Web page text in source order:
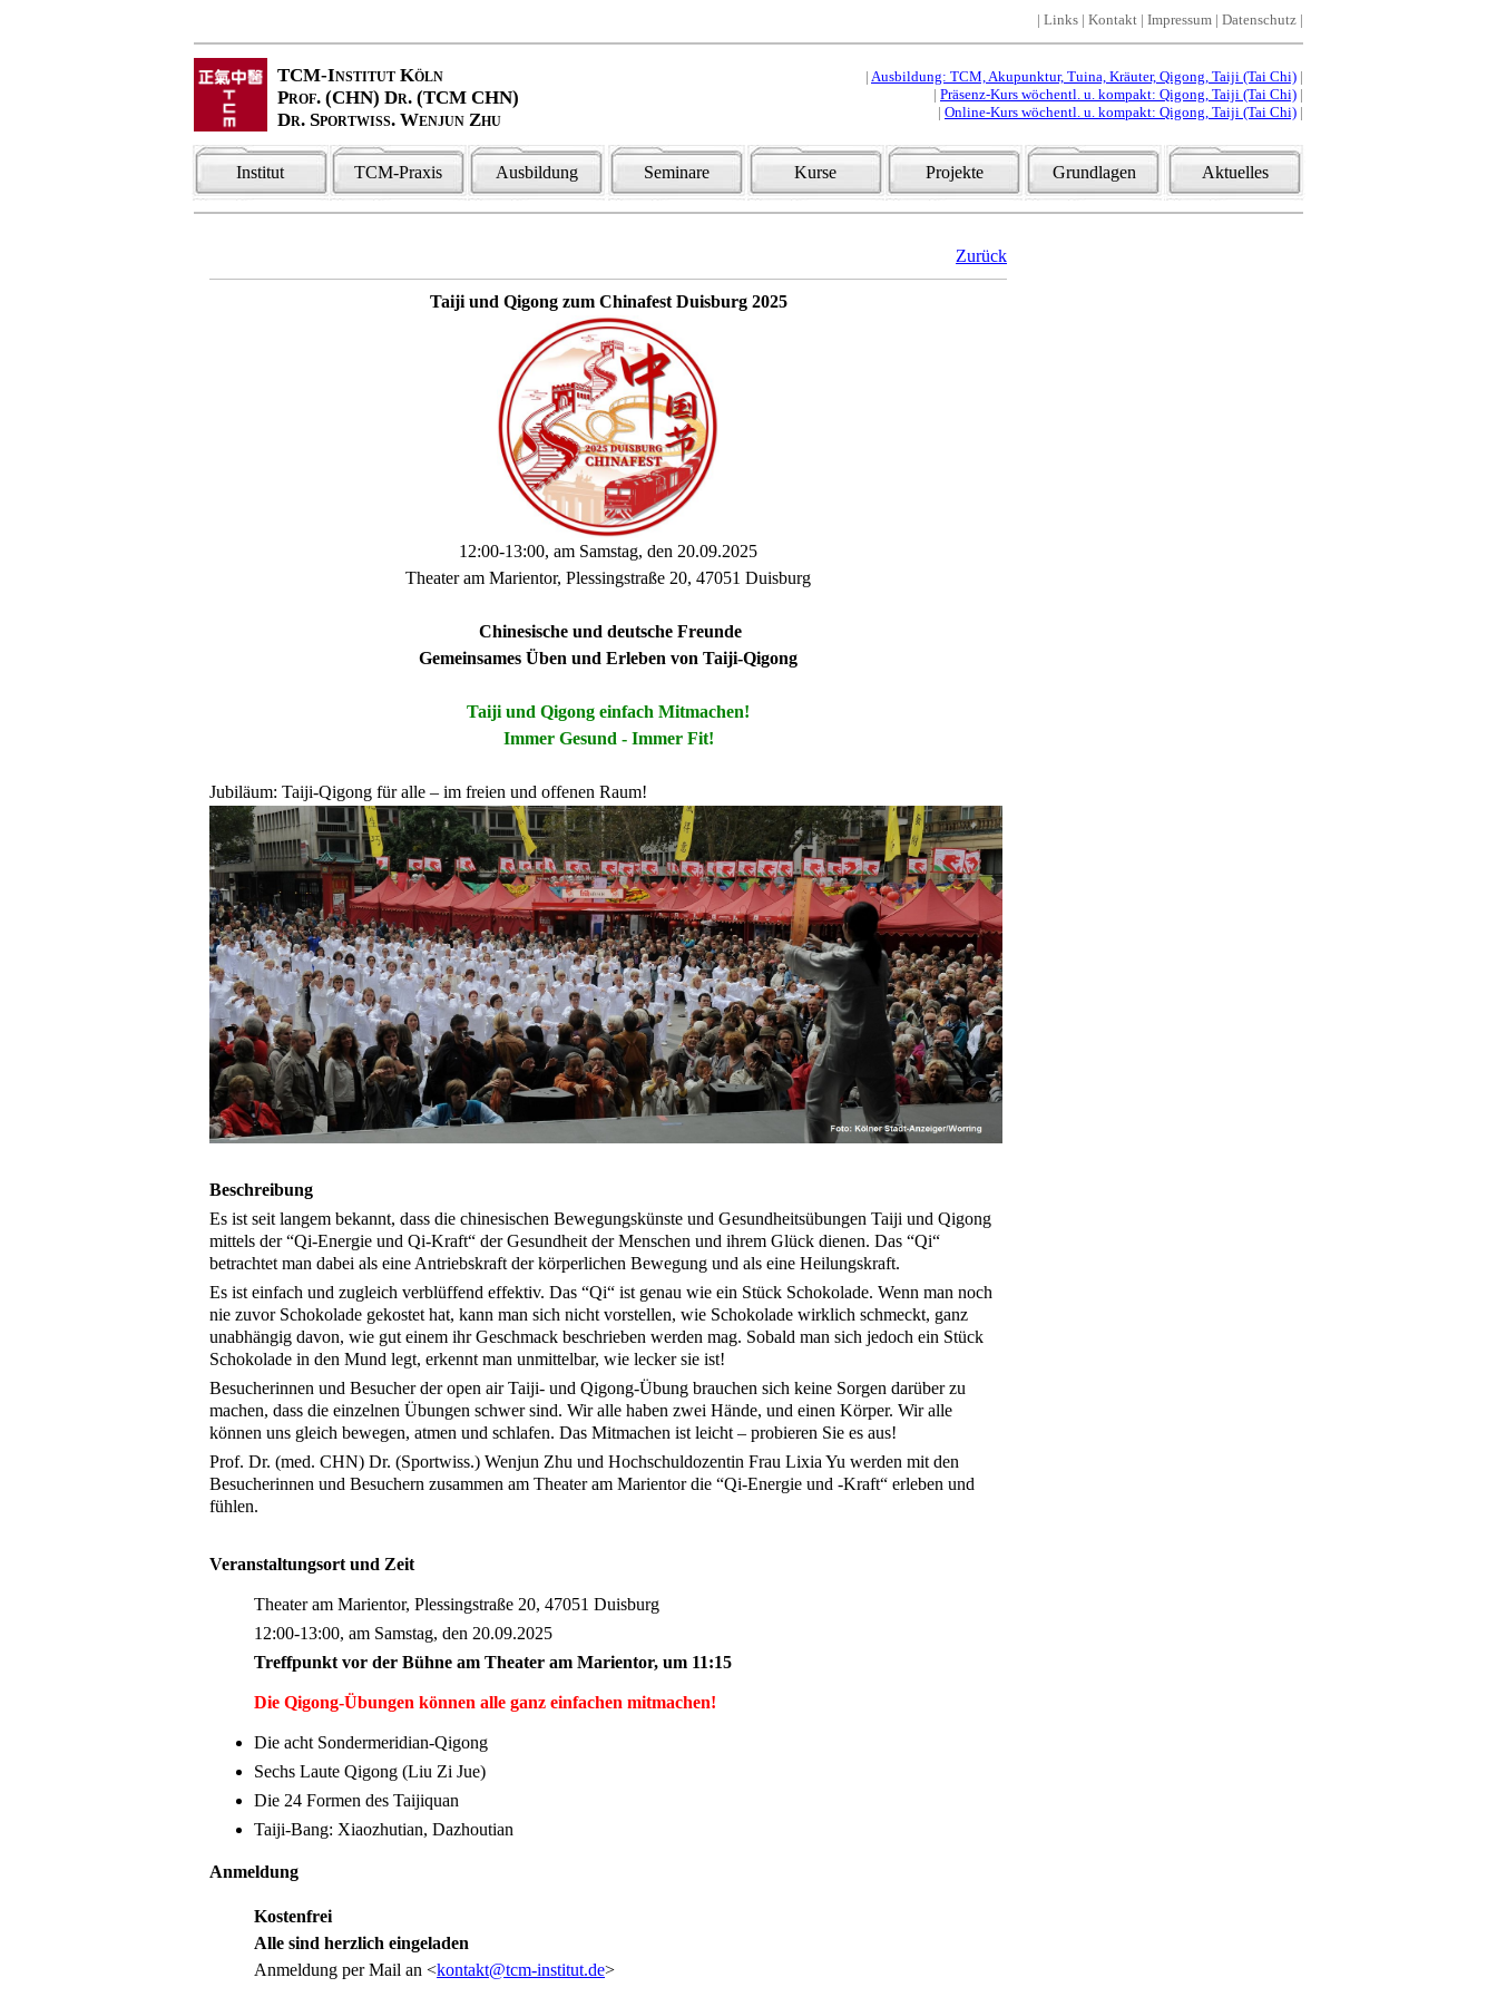
| Links | Kontakt | Impressum | Datenschutz |
TCM-Institut Köln
Prof. (CHN) Dr. (TCM CHN)
Dr. Sportwiss. Wenjun Zhu
| Ausbildung: TCM, Akupunktur, Tuina, Kräuter, Qigong, Taiji (Tai Chi) |
| Präsenz-Kurs wöchentl. u. kompakt: Qigong, Taiji (Tai Chi) |
| Online-Kurs wöchentl. u. kompakt: Qigong, Taiji (Tai Chi) |
Institut TCM-Praxis Ausbildung Seminare Kurse Projekte Grundlagen Aktuelles
Zurück
Taiji und Qigong zum Chinafest Duisburg 2025
12:00-13:00, am Samstag, den 20.09.2025
Theater am Marientor, Plessingstraße 20, 47051 Duisburg
Chinesische und deutsche Freunde
Gemeinsames Üben und Erleben von Taiji-Qigong
Taiji und Qigong einfach Mitmachen!
Immer Gesund - Immer Fit!
Jubiläum: Taiji-Qigong für alle – im freien und offenen Raum!
Beschreibung
Es ist seit langem bekannt, dass die chinesischen Bewegungskünste und Gesundheitsübungen Taiji und Qigong
mittels der “Qi-Energie und Qi-Kraft“ der Gesundheit der Menschen und ihrem Glück dienen. Das “Qi“
betrachtet man dabei als eine Antriebskraft der körperlichen Bewegung und als eine Heilungskraft.
Es ist einfach und zugleich verblüffend effektiv. Das “Qi“ ist genau wie ein Stück Schokolade. Wenn man noch
nie zuvor Schokolade gekostet hat, kann man sich nicht vorstellen, wie Schokolade wirklich schmeckt, ganz
unabhängig davon, wie gut einem ihr Geschmack beschrieben werden mag. Sobald man sich jedoch ein Stück
Schokolade in den Mund legt, erkennt man unmittelbar, wie lecker sie ist!
Besucherinnen und Besucher der open air Taiji- und Qigong-Übung brauchen sich keine Sorgen darüber zu
machen, dass die einzelnen Übungen schwer sind. Wir alle haben zwei Hände, und einen Körper. Wir alle
können uns gleich bewegen, atmen und schlafen. Das Mitmachen ist leicht – probieren Sie es aus!
Prof. Dr. (med. CHN) Dr. (Sportwiss.) Wenjun Zhu und Hochschuldozentin Frau Lixia Yu werden mit den
Besucherinnen und Besuchern zusammen am Theater am Marientor die “Qi-Energie und -Kraft“ erleben und
fühlen.
Veranstaltungsort und Zeit
Theater am Marientor, Plessingstraße 20, 47051 Duisburg
12:00-13:00, am Samstag, den 20.09.2025
Treffpunkt vor der Bühne am Theater am Marientor, um 11:15
Die Qigong-Übungen können alle ganz einfachen mitmachen!
Die acht Sondermeridian-Qigong
Sechs Laute Qigong (Liu Zi Jue)
Die 24 Formen des Taijiquan
Taiji-Bang: Xiaozhutian, Dazhoutian
Anmeldung
Kostenfrei
Alle sind herzlich eingeladen
Anmeldung per Mail an <kontakt@tcm-institut.de>